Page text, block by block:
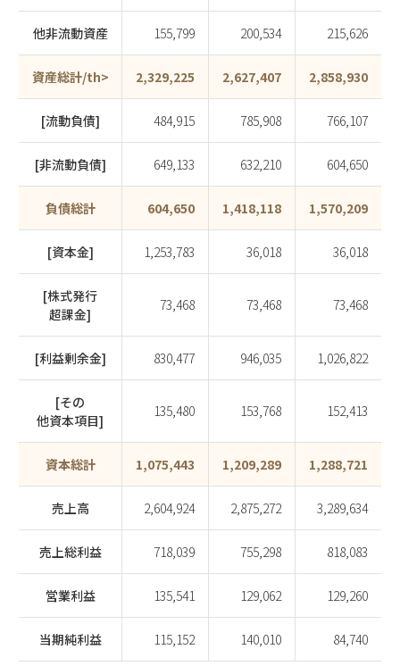
他非流動資産 155,799 200,534 215,626
資産総計/th> 2,329,225 2,627,407 2,858,930
[流動負債] 484,915 785,908 766,107
[非流動負債] 649,133 632,210 604,650
負債総計 604,650 1,418,118 1,570,209
[資本金] 1,253,783 36,018 36,018
[株式発行
超課金]
73,468 73,468 73,468
[利益剰余金] 830,477 946,035 1,026,822
[その
他資本項目]
135,480 153,768 152,413
資本総計 1,075,443 1,209,289 1,288,721
売上高 2,604,924 2,875,272 3,289,634
売上総利益 718,039 755,298 818,083
営業利益 135,541 129,062 129,260
当期純利益 115,152 140,010 84,740